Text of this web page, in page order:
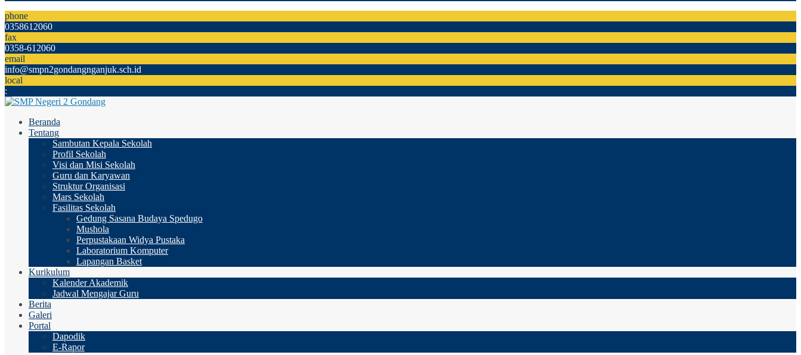
phone
0358612060
fax
0358-612060
email
info@smpn2gondangnganjuk.sch.id
local
:
Beranda
Tentang
Sambutan Kepala Sekolah
Profil Sekolah
Visi dan Misi Sekolah
Guru dan Karyawan
Struktur Organisasi
Mars Sekolah
Fasilitas Sekolah
Gedung Sasana Budaya Spedugo
Mushola
Perpustakaan Widya Pustaka
Laboratorium Komputer
Lapangan Basket
Kurikulum
Kalender Akademik
Jadwal Mengajar Guru
Berita
Galeri
Portal
Dapodik
E-Rapor